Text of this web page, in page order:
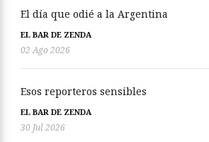
El día que odié a la Argentina
EL BAR DE ZENDA
02 Ago 2026
Esos reporteros sensibles
EL BAR DE ZENDA
30 Jul 2026